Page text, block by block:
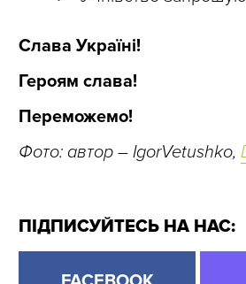
Слава Україні!
Героям слава!
Переможемо!
Фото: автор – IgorVetushko,
ПІДПИСУЙТЕСЬ НА НАС: